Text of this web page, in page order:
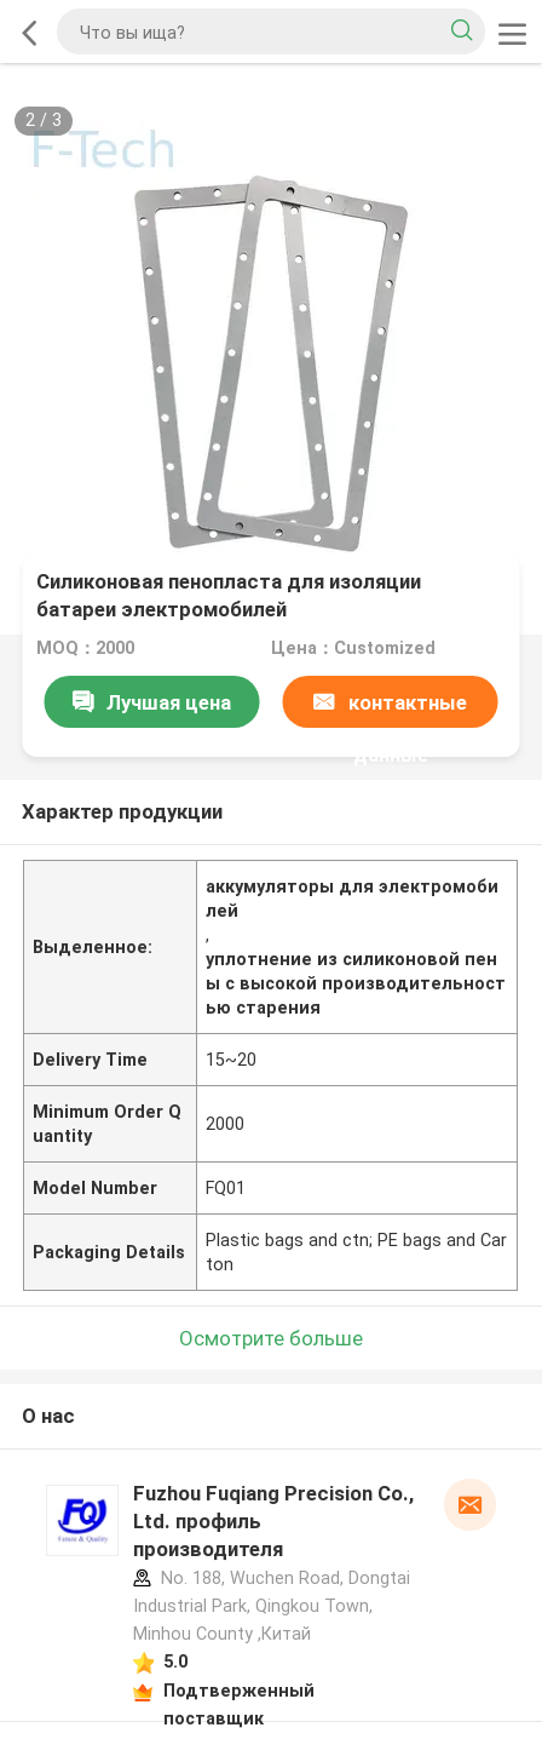
2/ 3
Силиконовая пенопласта для изоляции
батареи электромобилей
MOQ：2000 Цена：Customized
Лучшая цена контактные
данные
Характер продукции
Выделенное:
аккумуляторы для электромоби
лей
,
уплотнение из силиконовой пен
ы с высокой производительност
ью старения
Delivery Time 15~20
Minimum Order Q
uantity
2000
Model Number FQ01
Packaging Details
Plastic bags and ctn; PE bags and Car
ton
Осмотрите больше
О нас
Fuzhou Fuqiang Precision Co.,
Ltd. профиль
производителя
No. 188, Wuchen Road, Dongtai
Industrial Park, Qingkou Town,
Minhou County ,Китай
5.0
Подтверженный
поставщик